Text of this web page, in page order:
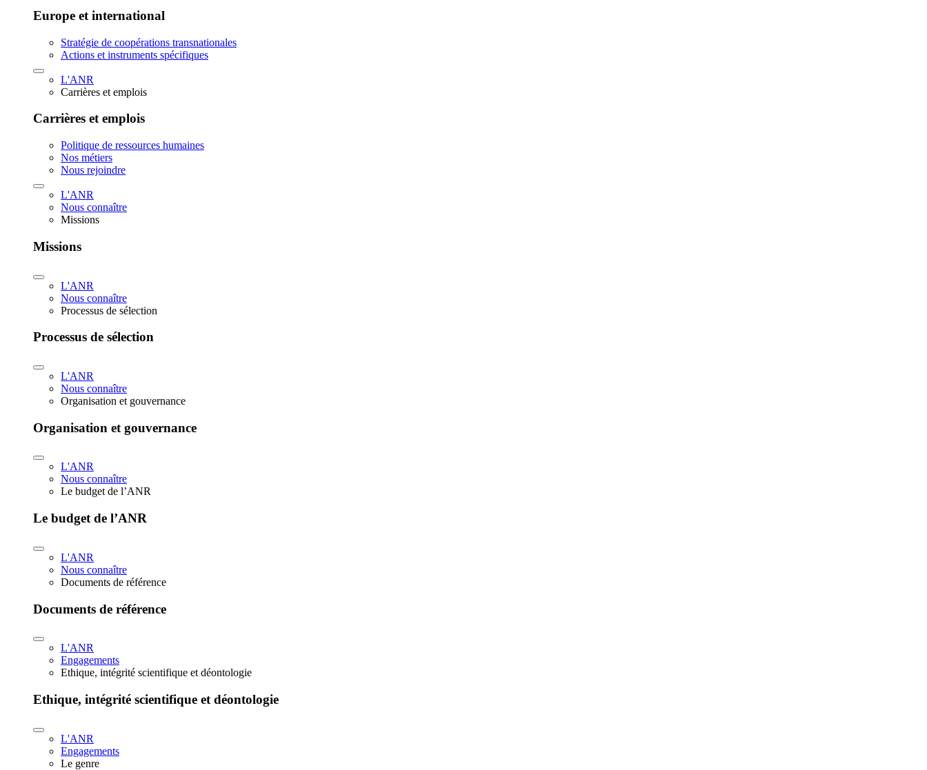
Europe et international
Stratégie de coopérations transnationales
Actions et instruments spécifiques
L'ANR
Carrières et emplois
Carrières et emplois
Politique de ressources humaines
Nos métiers
Nous rejoindre
L'ANR
Nous connaître
Missions
Missions
L'ANR
Nous connaître
Processus de sélection
Processus de sélection
L'ANR
Nous connaître
Organisation et gouvernance
Organisation et gouvernance
L'ANR
Nous connaître
Le budget de l’ANR
Le budget de l’ANR
L'ANR
Nous connaître
Documents de référence
Documents de référence
L'ANR
Engagements
Ethique, intégrité scientifique et déontologie
Ethique, intégrité scientifique et déontologie
L'ANR
Engagements
Le genre